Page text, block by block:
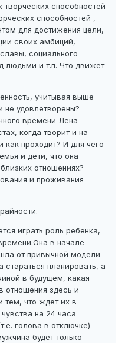
способностей
способностей ,
для достижения цели,
своих амбиций,
социального
людьми и т.п. Что движет
учитывая выше
не удовлетворены?
времени Лена
когда творит и на
как проходит? И для чего
и дети, что она
отношениях?
и проживания
играть роль ребенка,
в начале
от привычной модели
планировать, а
в будущем, какая
отношения здесь и
тем, что ждет их в
на 24 часа
голова в отключке)
будет только